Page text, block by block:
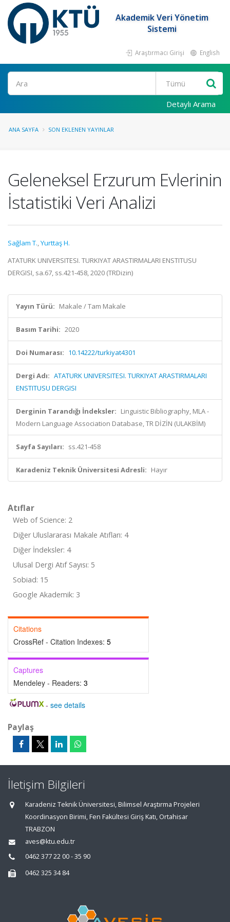
Akademik Veri Yönetim
Sistemi
Araştırmacı Girişi English
Ara
Detaylı Arama
ANA SAYFA SON EKLENEN YAYINLAR
Geleneksel Erzurum Evlerinin
İstatistiki Veri Analizi
Sağlam T.,Yurttaş H.
ATATURK UNIVERSITESI. TURKIYAT ARASTIRMALARI ENSTITUSU
DERGISI, sa.67, ss.421-458, 2020 (TRDizin)
Yayın Türü: Makale / Tam Makale
Basım Tarihi: 2020
Doi Numarası: 10.14222/turkiyat4301
Dergi Adı: ATATURK UNIVERSITESI. TURKIYAT ARASTIRMALARI
ENSTITUSU DERGISI
Derginin Tarandığı İndeksler: Linguistic Bibliography, MLA -
Modern Language Association Database, TR DİZİN (ULAKBİM)
Sayfa Sayıları: ss.421-458
Karadeniz Teknik Üniversitesi Adresli: Hayır
Atıflar
Web of Science: 2
Diğer Uluslararası Makale Atıfları: 4
Diğer İndeksler: 4
Ulusal Dergi Atıf Sayısı: 5
Sobiad: 15
Google Akademik: 3
Citations
CrossRef - Citation Indexes: 5
Captures
Mendeley - Readers: 3
- see details
Paylaş
İletişim Bilgileri
Karadeniz Teknik Üniversitesi, Bilimsel Araştırma Projeleri
Koordinasyon Birimi, Fen Fakültesi Giriş Katı, Ortahisar
TRABZON
aves@ktu.edu.tr
0462 377 22 00 - 35 90
0462 325 34 84